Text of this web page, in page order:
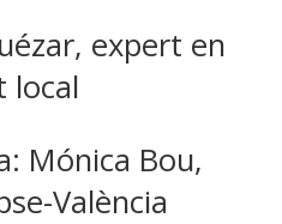
expert en
local
Mónica Bou,
València